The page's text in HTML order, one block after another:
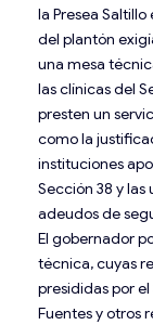
la Presea
del plantón
una mesa
las clínicas del
presten un
como la
instituciones
Sección 38 y las
adeudos de
El gobernador
técnica, cuyas
presididas por
Fuentes y otros